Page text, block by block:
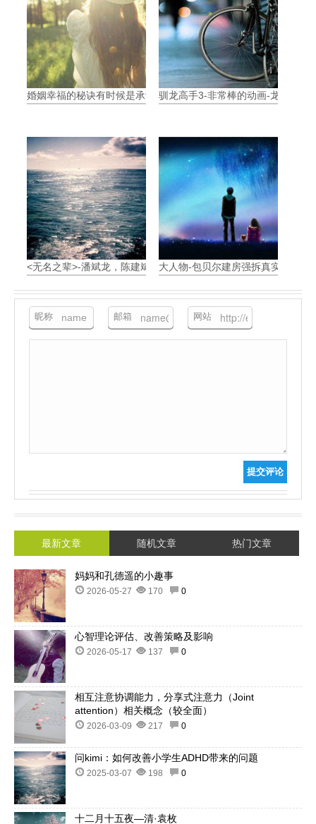
婚姻幸福的秘诀有时候是承认自己弱驯龙高手3-非常棒的动画-龙的归属
<无名之辈>-潘斌龙，陈建斌-小人物的真实梦想大人物-包贝尔建房强拆真实警察-影
昵称 邮箱 网站
提交评论
最新文章 随机文章 热门文章
妈妈和孔德遥的小趣事
2026-05-27 170 0
心智理论评估、改善策略及影响
2026-05-17 137 0
相互注意协调能力，分享式注意力（Joint
attention）相关概念（较全面）
2026-03-09 217 0
问kimi：如何改善小学生ADHD带来的问题
2025-03-07 198 0
十二月十五夜—清·袁枚